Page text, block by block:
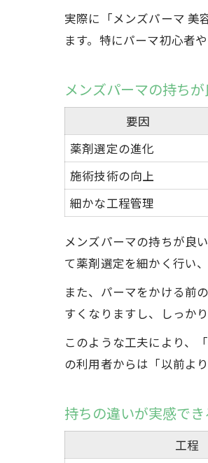
実際に「メンズパーマ 美
ます。特にパーマ初心者
メンズパーマの持ち
要因
薬剤選定の進化
施術技術の向上
細かな工程管理
メンズパーマの持ちが良
て薬剤選定を細かく行い
また、パーマをかける前
すくなりますし、しっか
このような工夫により、
の利用者からは「以前よ
持ちの違いが実感で
工程